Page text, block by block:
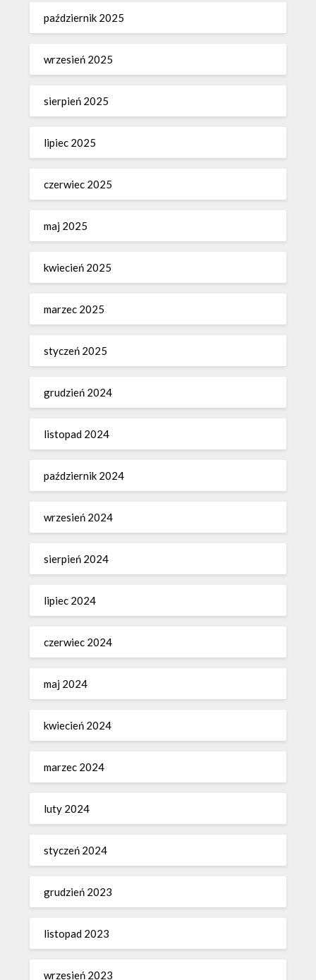
październik 2025
wrzesień 2025
sierpień 2025
lipiec 2025
czerwiec 2025
maj 2025
kwiecień 2025
marzec 2025
styczeń 2025
grudzień 2024
listopad 2024
październik 2024
wrzesień 2024
sierpień 2024
lipiec 2024
czerwiec 2024
maj 2024
kwiecień 2024
marzec 2024
luty 2024
styczeń 2024
grudzień 2023
listopad 2023
wrzesień 2023